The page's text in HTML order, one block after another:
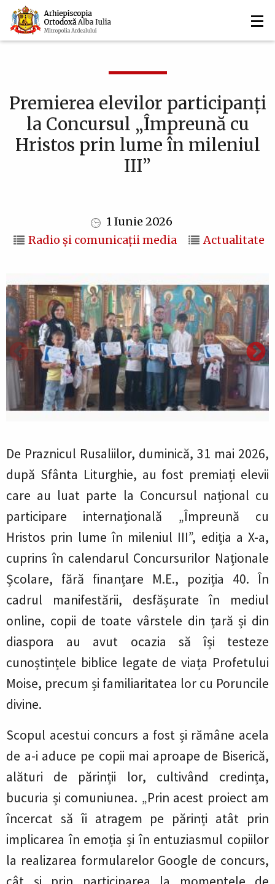
Mergi
la
conţinutul
Navigare
principală
Premierea elevilor participanți
la Concursul „Împreună cu
Hristos prin lume în mileniul
III”
1 Iunie 2026
Radio și comunicații media
Actualitate
De Praznicul Rusaliilor, duminică, 31 mai 2026,
după Sfânta Liturghie, au fost premiați elevii
care au luat parte la Concursul național cu
participare internațională „Împreună cu
Hristos prin lume în mileniul III”, ediția a X-a,
cuprins în calendarul Concursurilor Naționale
Școlare, fără finanțare M.E., poziția 40. În
cadrul manifestării, desfășurate în mediul
online, copii de toate vârstele din țară și din
diaspora au avut ocazia să își testeze
cunoștințele biblice legate de viața Profetului
Moise, precum și familiaritatea lor cu Poruncile
divine.
Scopul acestui concurs a fost și rămâne acela
de a-i aduce pe copii mai aproape de Biserică,
alături de părinții lor, cultivând credința,
bucuria și comuniunea. „Prin acest proiect am
încercat să îi atragem pe părinți atât prin
implicarea în emoția și în entuziasmul copiilor
la realizarea formularelor Google de concurs,